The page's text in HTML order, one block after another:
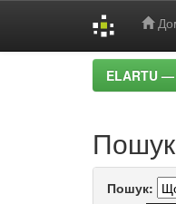
ELARTU —
Пошук
Пошук: